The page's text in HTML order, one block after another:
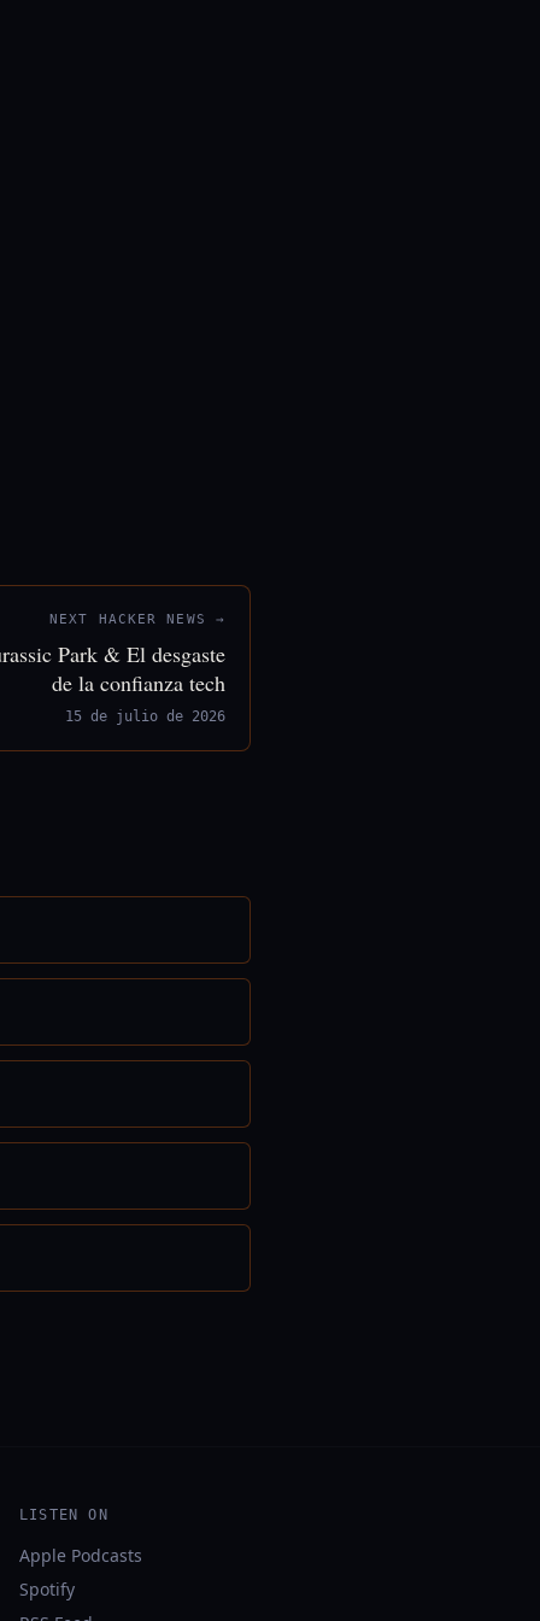
NEXT HACKER NEWS →
Park & El desgaste
de la confianza tech
15 de julio de 2026
LISTEN ON
Apple Podcasts
Spotify